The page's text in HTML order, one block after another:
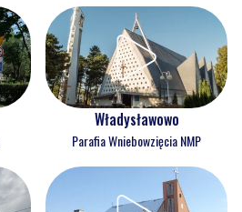
Władysławowo
Parafia Wniebowzięcia NMP